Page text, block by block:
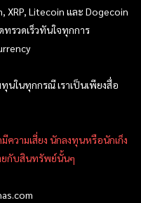
XRP, Litecoin และ Dogecoin
รวดเร็วทันใจทุกการ
นในทุกกรณี เราเป็นเพียงสื่อ
วามเสี่ยง นักลงทุนหรือนักเก็ง
ยกับสินทรัพย์นั้นๆ